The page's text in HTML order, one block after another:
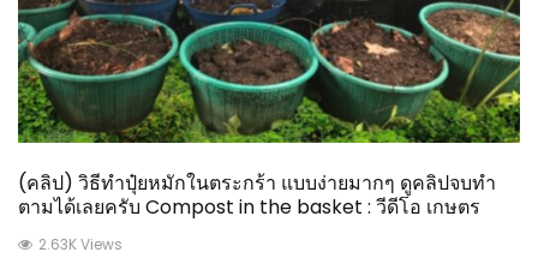
(คลิป) วิธีทำปุ๋ยหมักในตระกร้า แบบง่ายมากๆ ดูคลิปจบทำ
ตามได้เลยครับ Compost in the basket : วีดีโอ เกษตร
2.63K Views